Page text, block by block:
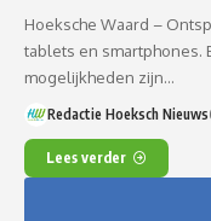
Hoeksche Waard –
tablets en smartphones.
mogelijkheden zijn…
Redactie Hoeksch Nieuws
Lees verder